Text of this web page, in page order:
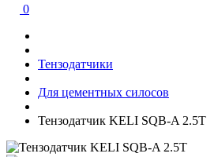
0
Тензодатчики
Для цементных силосов
Тензодатчик KELI SQB-A 2.5T